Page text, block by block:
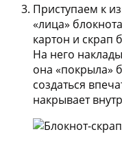
Приступаем к
«лица»
картон и скрап
На него
она «покрыла»
создаться
накрывает